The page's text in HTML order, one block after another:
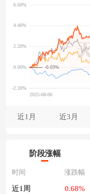
-0.03%
近1月 近3月
阶段涨幅
时间 涨跌幅
近1周 0.68%